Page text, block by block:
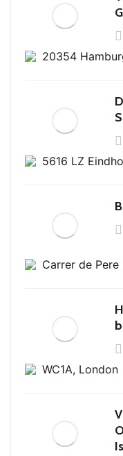
20354
5616 LZ
Carrer de Pere
WC1A,